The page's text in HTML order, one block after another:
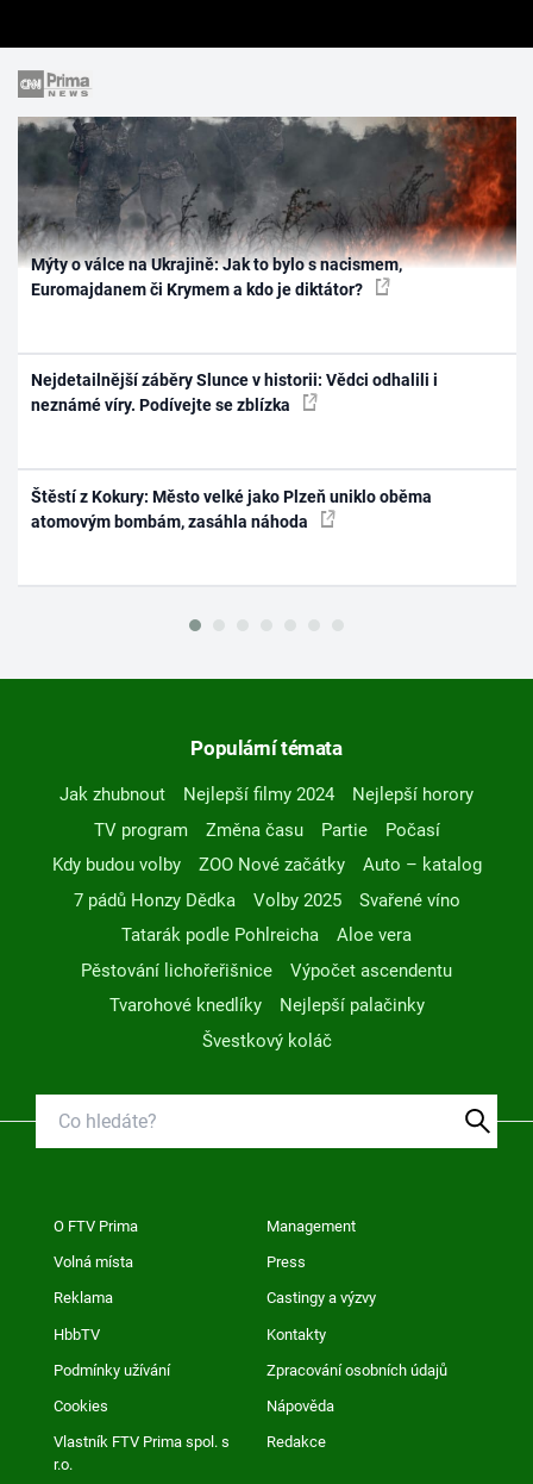
Mýty o válce na Ukrajině: Jak to bylo s nacismem,
Euromajdanem či Krymem a kdo je diktátor?
Nejdetailnější záběry Slunce v historii: Vědci odhalili i
neznámé víry. Podívejte se zblízka
Štěstí z Kokury: Město velké jako Plzeň uniklo oběma
atomovým bombám, zasáhla náhoda
Populární témata
Jak zhubnout Nejlepší filmy 2024
Nejlepší horory
TV program
Změna času Partie
Počasí
Kdy budou volby
ZOO Nové začátky
Auto – katalog
7 pádů Honzy Dědka
Volby 2025
Svařené víno
Tatarák podle Pohlreicha
Aloe vera
Pěstování lichořeřišnice
Výpočet ascendentu
Tvarohové knedlíky
Nejlepší palačinky
Švestkový koláč
O FTV Prima Management
Volná místa Press
Reklama Castingy a výzvy
HbbTV Kontakty
Podmínky užívání Zpracování osobních údajů
Cookies Nápověda
Vlastník FTV Prima spol. s
r.o.
Redakce